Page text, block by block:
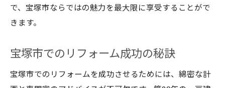
で、宝塚市ならではの魅力を最大限に享受することがで
きます。
宝塚市でのリフォーム成功の秘訣
宝塚市でのリフォームを成功させるためには、綿密な計